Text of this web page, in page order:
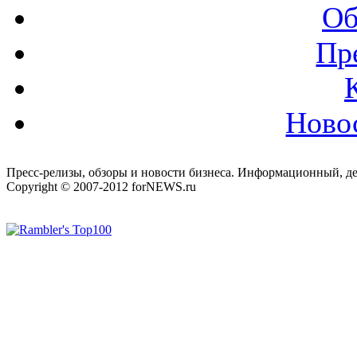
Пресс-релизы, обзоры и новости бизнеса. Информационный,
Copyright © 2007-2012 forNEWS.ru